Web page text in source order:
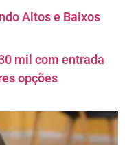
Altos e Baixos
mil com entrada
opções